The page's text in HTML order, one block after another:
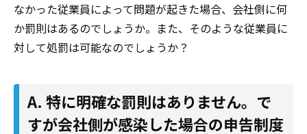
なかった従業員によって問題が起きた場合、会社側に何
か罰則はあるのでしょうか。また、そのような従業員に
対して処罰は可能なのでしょうか？
A. 特に明確な罰則はありません。で
すが会社側が感染した場合の申告制度